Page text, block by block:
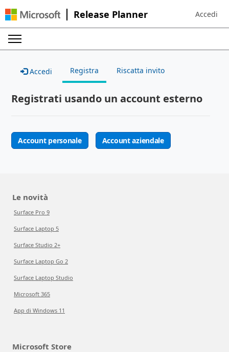
Release Planner Sign in to
Accedi
Accedi Registra Riscatta invito
Registrati usando un account esterno
Account personale Account aziendale
Le novità
Surface Pro 9
Surface Laptop 5
Surface Studio 2+
Surface Laptop Go 2
Surface Laptop Studio
Microsoft 365
App di Windows 11
Microsoft Store